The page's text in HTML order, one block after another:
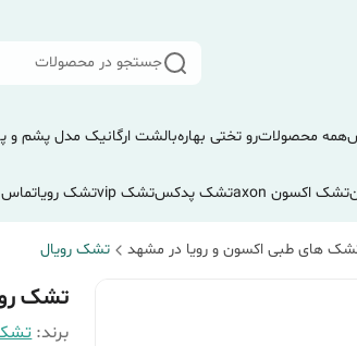
جستجو در محصولات
همه محصولاترو تختی بهارهبالشت ارگانیک مدل پشم و
تشک اکسون axon تشک پدکستشک vip تشک رویاتماس
های طبی اکسون و رویا در مشهد تشک رویال
تشک رویال
برند: